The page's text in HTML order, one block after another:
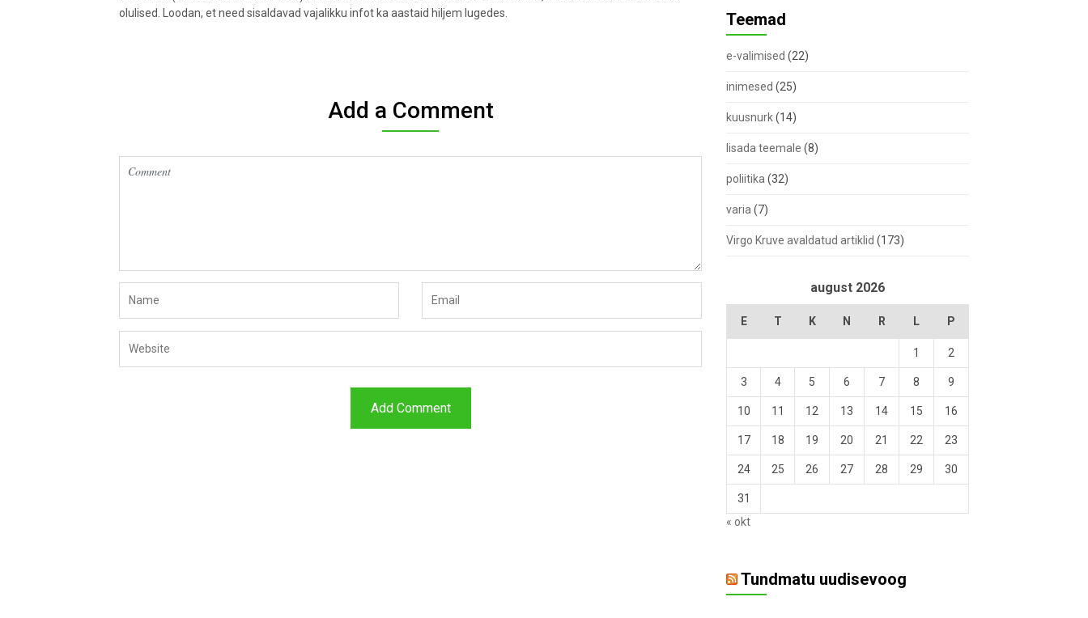
olulised. Loodan, et need sisaldavad vajalikku infot ka aastaid hiljem lugedes.
Add a Comment
Teemad
e-valimised (22)
inimesed (25)
kuusnurk(14)
lisada teemale (8)
poliitika (32)
varia (7)
Virgo Kruve avaldatud artiklid (173)
august 2026
E T K N R L P
1 2
3 4 5 6 7 8 9
10 11 12 13 14 15 16
17 18 19 20 21 22 23
24 25 26 27 28 29 30
31
« okt
Tundmatu uudisevoog